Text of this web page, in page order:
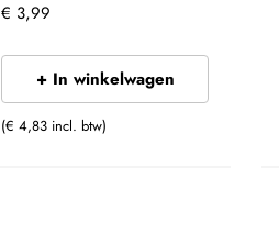
€ 3,99
+ In winkelwagen
(€ 4,83 incl. btw)